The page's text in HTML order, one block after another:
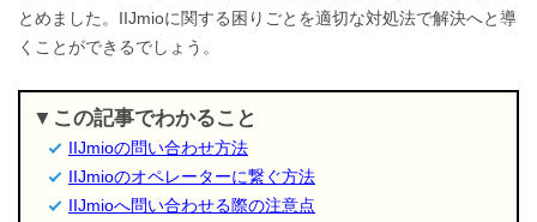
とめました。IIJmioに関する困りごとを適切な対処法で解決へと導
くことができるでしょう。
この記事でわかること
IIJmioの問い合わせ方法
IIJmioのオペレーターに繋ぐ方法
IIJmioへ問い合わせる際の注意点